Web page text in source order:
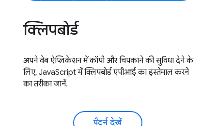
क्लिपबोर्ड
अपने वेब ऐप्लिकेशन में कॉपी और चिपकाने की सुविधा देने के
लिए, JavaScript में क्लिपबोर्ड एपीआई का इस्तेमाल करने
का तरीका जानें.
पैटर्न देखें